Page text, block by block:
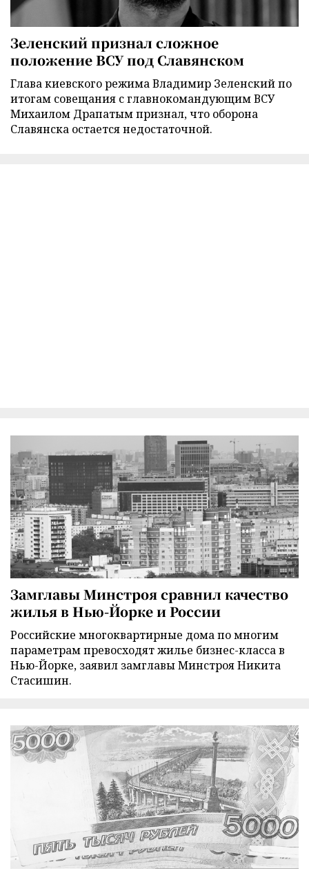
Зеленский признал сложное
положение ВСУ под Славянском
Глава киевского режима Владимир Зеленский по
итогам совещания с главнокомандующим ВСУ
Михаилом Драпатым признал, что оборона
Славянска остается недостаточной.
Замглавы Минстроя сравнил качество
жилья в Нью-Йорке и России
Российские многоквартирные дома по многим
параметрам превосходят жилье бизнес-класса в
Нью-Йорке, заявил замглавы Минстроя Никита
Стасишин.